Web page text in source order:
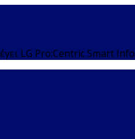
LG Pro:Centric Smart